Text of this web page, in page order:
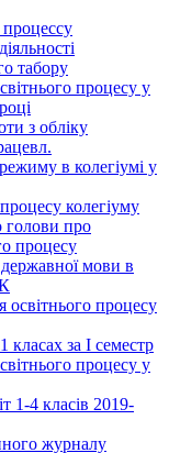
процессу
табору
процесу у
з обліку
в колегіумі у
колегіуму
голови про
процесу
мови в
процесу
класах за І семестр
процесу у
1-4 класів 2019-
журналу